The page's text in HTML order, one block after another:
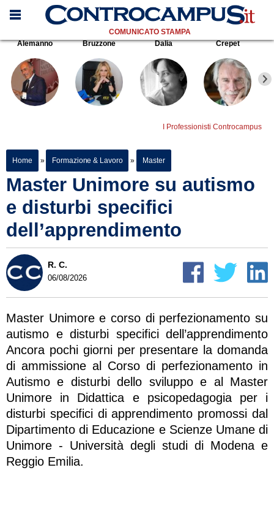
COMUNICATO STAMPA
Alemanno
Bruzzone Dalia Crepet
I Professionisti Controcampus
Home » Formazione & Lavoro » Master
Master Unimore su autismo
e disturbi specifici
dell’apprendimento
R. C.
06/08/2026
Master Unimore e corso di perfezionamento su
autismo e disturbi specifici dell’apprendimento
Ancora pochi giorni per presentare la domanda
di ammissione al Corso di perfezionamento in
Autismo e disturbi dello sviluppo e al Master
Unimore in Didattica e psicopedagogia per i
disturbi specifici di apprendimento promossi dal
Dipartimento di Educazione e Scienze Umane di
Unimore - Università degli studi di Modena e
Reggio Emilia.